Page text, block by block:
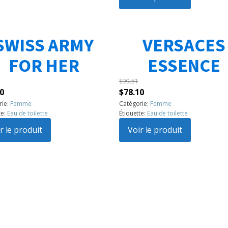
$142.31.$99.51.
ARMY
FOR HER
Le
prix
actuel
est :
$56.70.
Femme
Eau de toilette
le produit
VERSACES
ESSENCE
$99.51
Le
prix
initial
était :
$99.51.
$78.10Le
prix
actuel
est :
$78.10.
Catégorie: Femme
Étiquette: Eau de toilette
Voir le produit